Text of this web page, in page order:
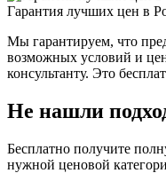
Гарантия лучших цен в
Мы гарантируем, что
возможных условий и
консультанту. Это
Не нашли
Бесплатно получите
нужной ценовой